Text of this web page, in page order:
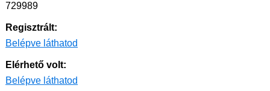
729989
Regisztrált:
Belépve láthatod
Elérhető volt:
Belépve láthatod